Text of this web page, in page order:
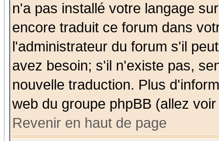
n'a pas installé votre langage
encore traduit ce forum dans
l'administrateur du forum s'il
avez besoin; s'il n'existe pas,
nouvelle traduction. Plus
web du groupe phpBB (allez
Revenir en haut de page